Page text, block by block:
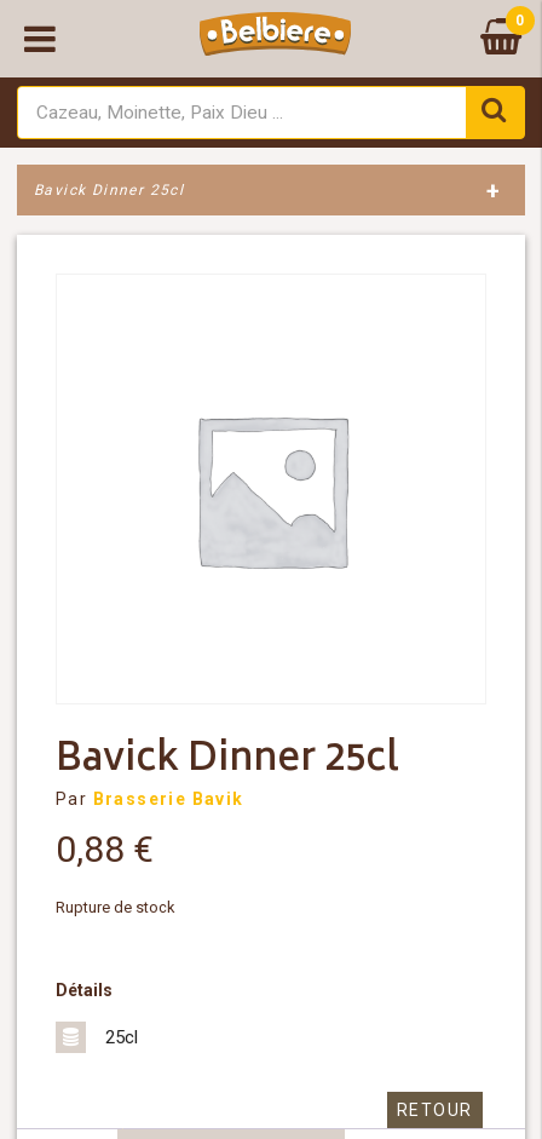
0
Bavick Dinner 25cl +
Bavick Dinner 25cl
Par Brasserie Bavik
0,88 €
Rupture de stock
Détails
25cl
RETOUR